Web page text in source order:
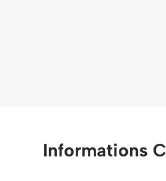
Informations